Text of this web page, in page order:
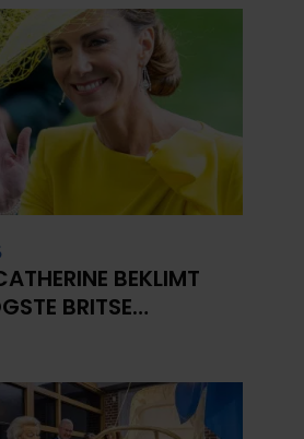
BEKLIMT
BRITSE